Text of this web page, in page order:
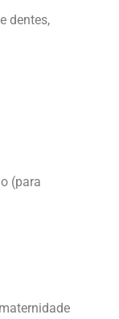
dentes,
(para